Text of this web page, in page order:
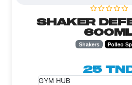
SHAKER
Shakers Polleo
25